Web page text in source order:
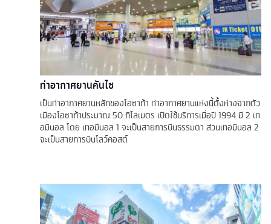
ท่าอากาศยานคันไซ
เป็นท่าอากาศยานหลักของโอซาก้า ท่าอากาศยานแห่งนี้ตั้งห่างจากตัว
เมืองโอซาก้าประมาณ 50 กิโลเมตร เปิดใช้บริการเมื่อปี 1994 มี 2 เท
อมินอล โดย เทอมินอล 1 จะเป็นสายการบินธรรมดา ส่วนเทอมินอล 2
จะเป็นสายการบินโลว์คอสต์